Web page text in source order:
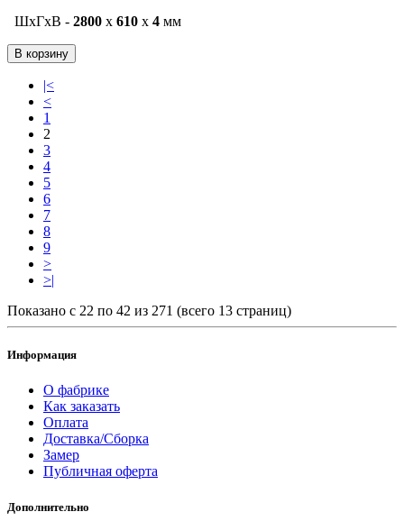
ШxГxВ - 2800 x 610 x 4 мм
В корзину
|<
<
1
2
3
4
5
6
7
8
9
>
>|
Показано с 22 по 42 из 271 (всего 13 страниц)
Информация
О фабрике
Как заказать
Оплата
Доставка/Сборка
Замер
Публичная оферта
Дополнительно